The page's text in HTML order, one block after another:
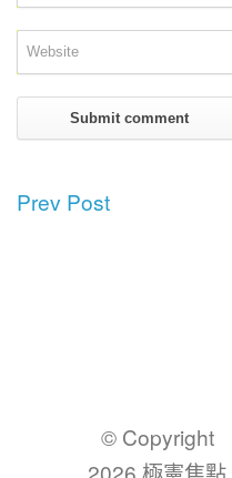
Prev Post
© Copyright